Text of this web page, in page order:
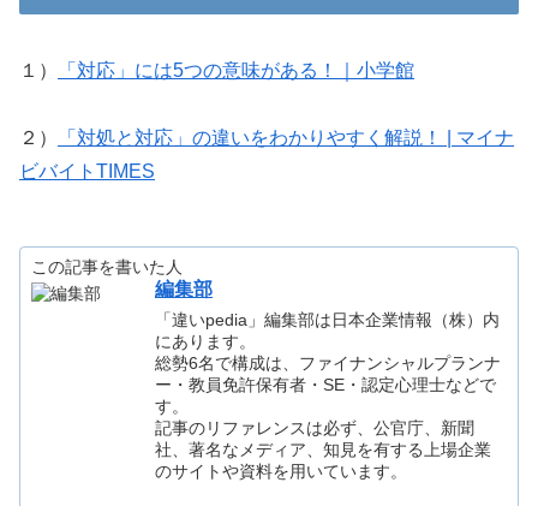
１） 「対応」には5つの意味がある！｜小学館
２）
「対処と対応」の違いをわかりやすく解説！ | マイナ
ビバイトTIMES
この記事を書いた人
編集部
「違いpedia」編集部は日本企業情報（株）内
にあります。
総勢6名で構成は、ファイナンシャルプランナ
ー・教員免許保有者・SE・認定心理士などで
す。
記事のリファレンスは必ず、公官庁、新聞
社、著名なメディア、知見を有する上場企業
のサイトや資料を用いています。